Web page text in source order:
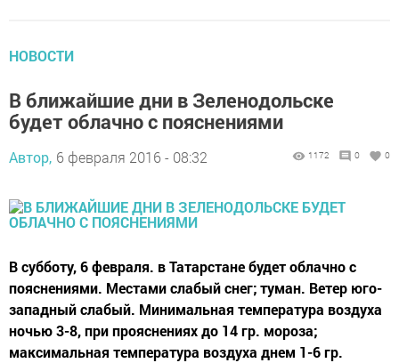
НОВОСТИ
В ближайшие дни в Зеленодольске
будет облачно с пояснениями
Автор, 6 февраля 2016 - 08:32 1172 0 0
В субботу, 6 февраля. в Татарстане будет облачно с
пояснениями. Местами слабый снег; туман. Ветер юго-
западный слабый. Минимальная температура воздуха
ночью 3-8, при прояснениях до 14 гр. мороза;
максимальная температура воздуха днем 1-6 гр.